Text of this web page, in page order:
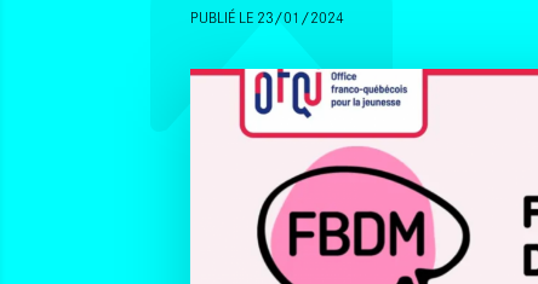
PUBLIÉ LE 23/01/2024